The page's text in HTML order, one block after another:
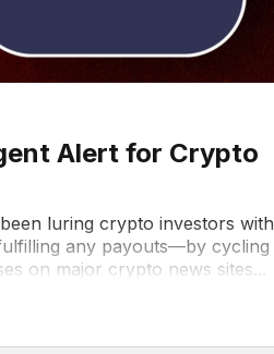
Alert for Crypto
luring crypto investors with
any payouts—by cycling
on major crypto news sites...